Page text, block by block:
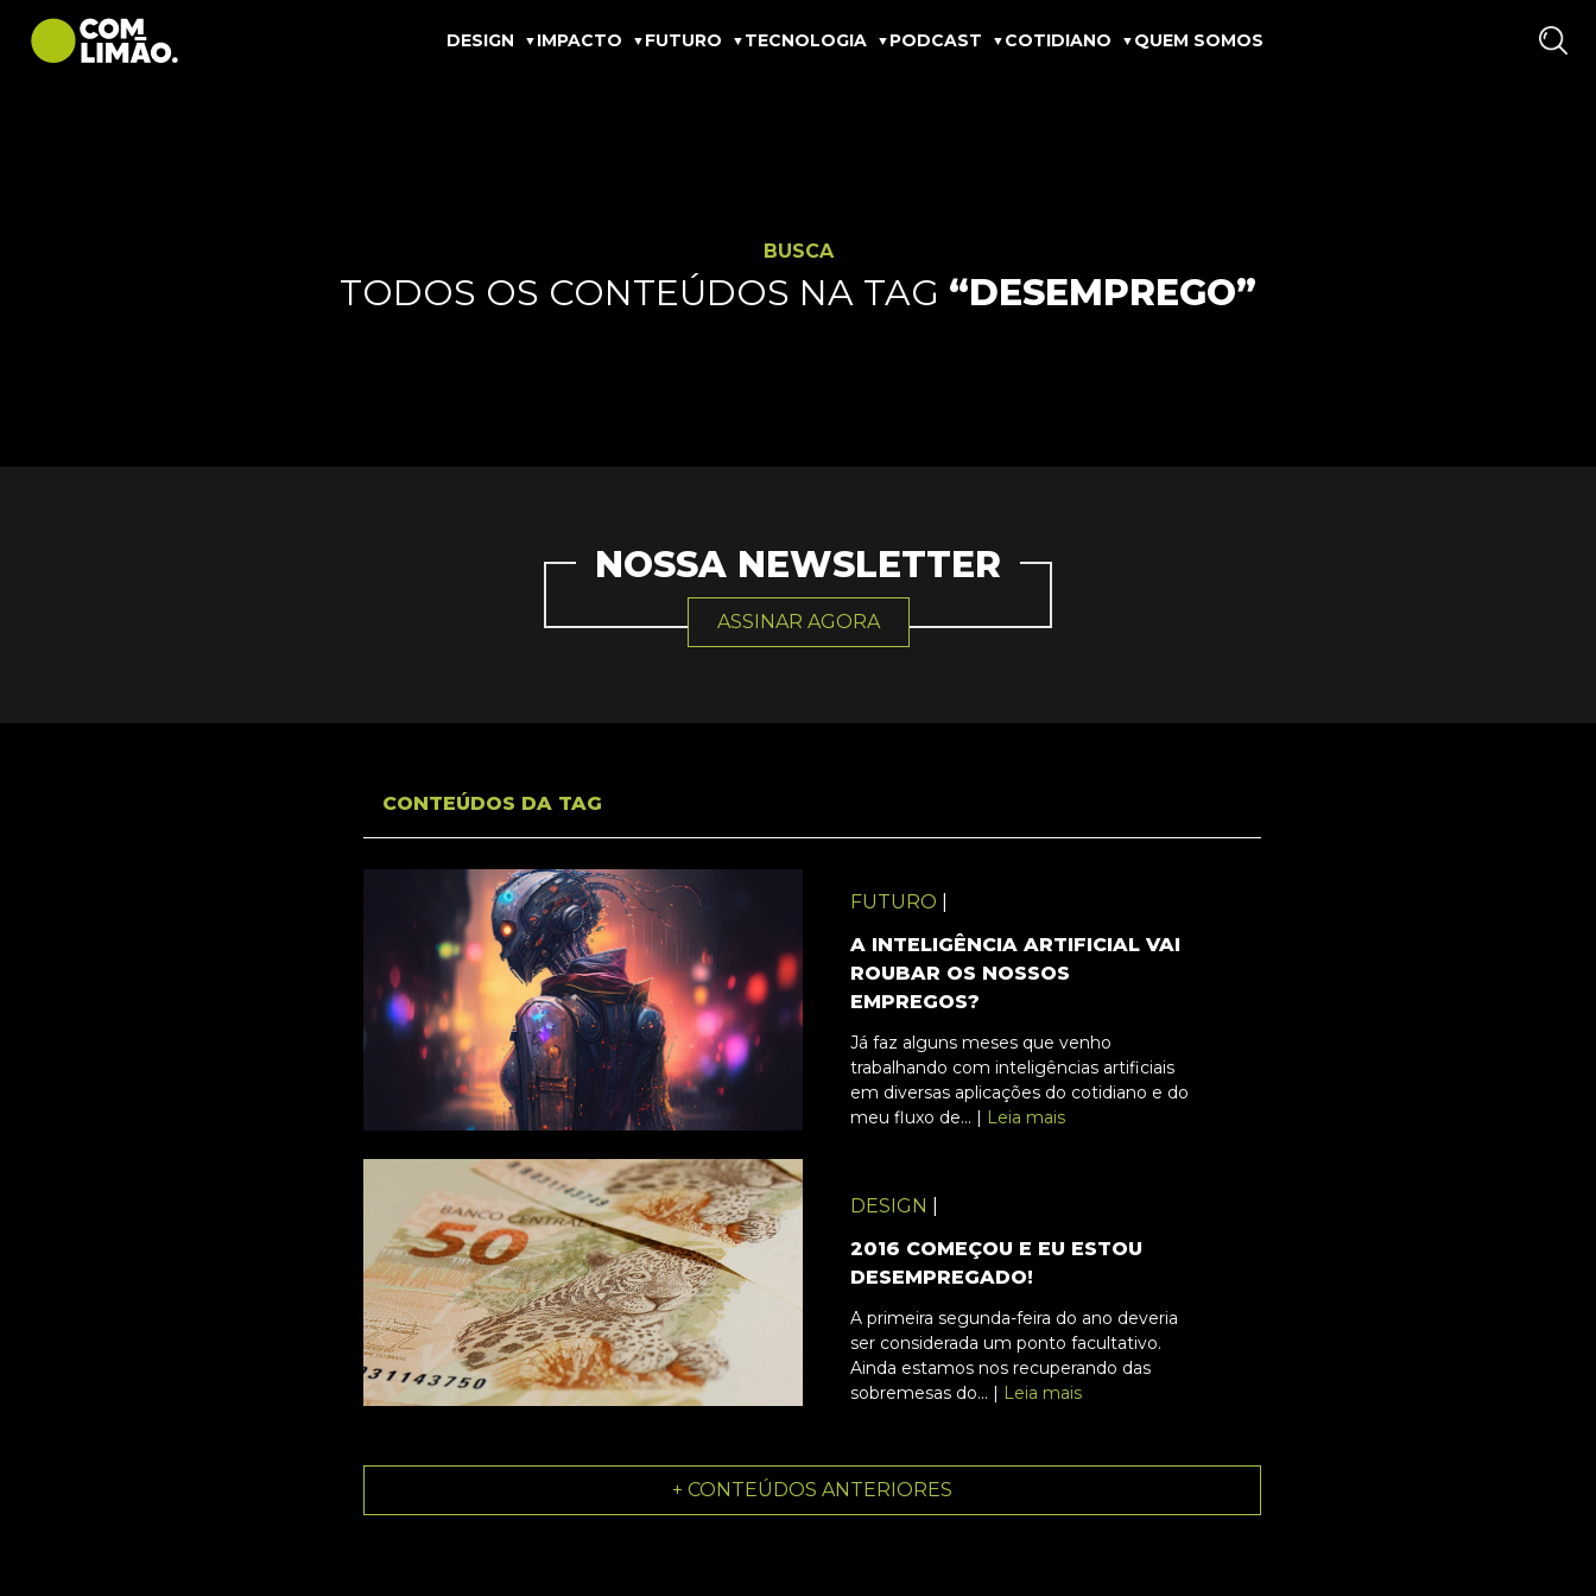
DESIGN IMPACTO FUTURO TECNOLOGIA PODCAST COTIDIANO QUEM SOMOS
BUSCA
TODOS OS CONTEÚDOS NA TAG “DESEMPREGO”
NOSSA NEWSLETTER
ASSINAR AGORA
CONTEÚDOS DA TAG
FUTURO
A INTELIGÊNCIA ARTIFICIAL VAI
ROUBAR OS NOSSOS
EMPREGOS?
Já faz alguns meses que venho
trabalhando com inteligências artificiais
em diversas aplicações do cotidiano e do
meu fluxo de... | Leia mais
DESIGN
2016 COMEÇOU E EU ESTOU
DESEMPREGADO!
A primeira segunda-feira do ano deveria
ser considerada um ponto facultativo.
Ainda estamos nos recuperando das
sobremesas do... |
Leia mais
+ CONTEÚDOS ANTERIORES